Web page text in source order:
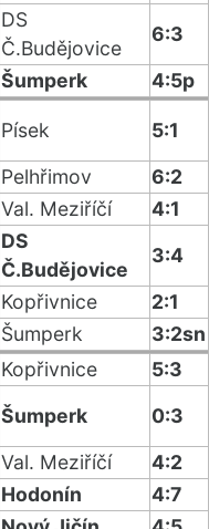
DS
Č.Budějovice
6:3
Šumperk 4:5p
Písek
5:1
Pelhřimov
6:2
Val. Meziříčí
4:1
DS
Č.Budějovice
3:4
Kopřivnice
2:1
Šumperk
3:2sn
Kopřivnice
5:3
Šumperk
0:3
Val. Meziříčí
4:2
Hodonín
4:7